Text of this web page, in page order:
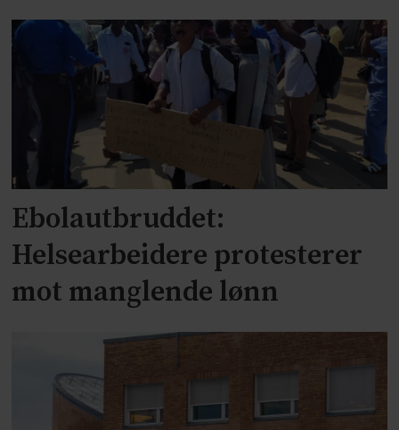
Ebolautbruddet:
Helsearbeidere protesterer
mot manglende lønn